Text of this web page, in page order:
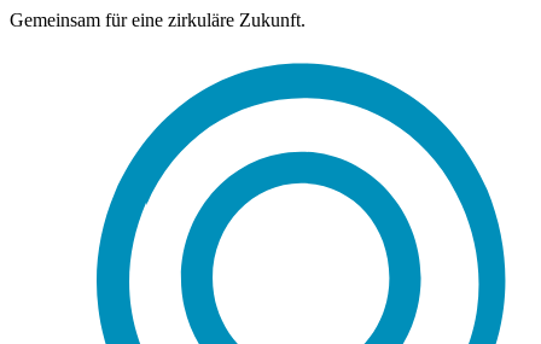
Gemeinsam für eine zirkuläre Zukunft.